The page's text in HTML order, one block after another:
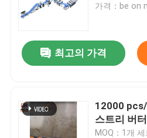
가격：be on
최고의 가격
12000 pcs/
스트리 버
MOQ：1개 세